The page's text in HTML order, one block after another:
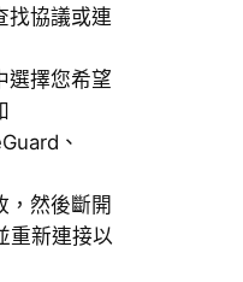
找協議或連
選擇您希望
、
，然後斷開
重新連接以